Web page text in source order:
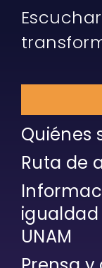
Quiénes
Ruta de
igualdad
UNAM